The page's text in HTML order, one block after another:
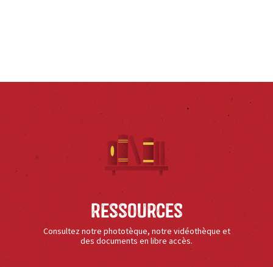
Ressources
Consultez notre phototèque, notre vidéothèque et
des documents en libre accès.